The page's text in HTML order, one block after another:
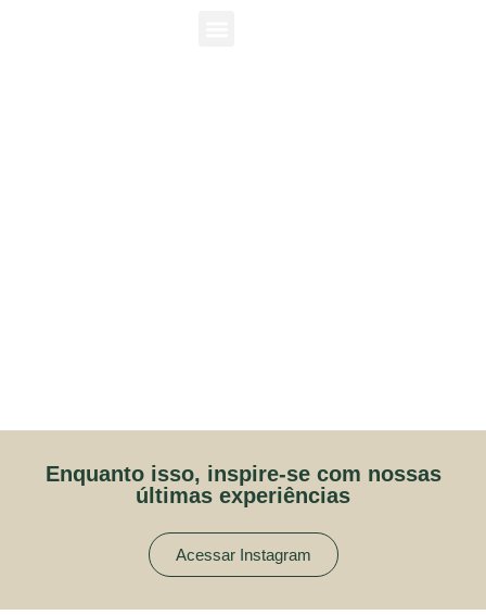
Enquanto isso, inspire-se com nossas
últimas experiências
Acessar Instagram